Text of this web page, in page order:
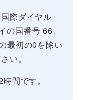
際ダイヤル
の国番号 66、
最初の0を除い
い。
間です。